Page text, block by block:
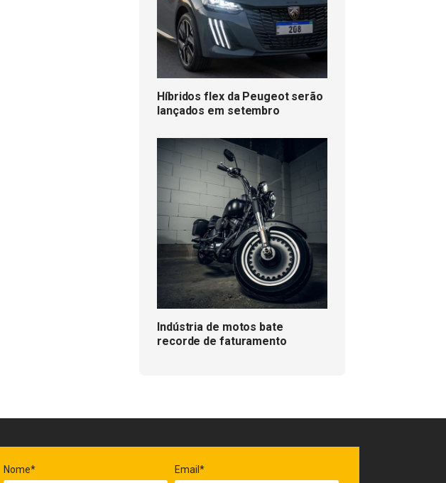
Híbridos flex da Peugeot serão
lançados em setembro
Indústria de motos bate
recorde de faturamento
Nome* Email*